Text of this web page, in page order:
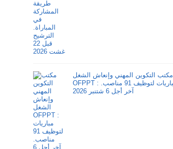
مكتب التكوين المهني وإنعاش الشغل
OFPPT : مباريات لتوظيف 91 مناصب.
آخر أجل 6 شتنبر 2026